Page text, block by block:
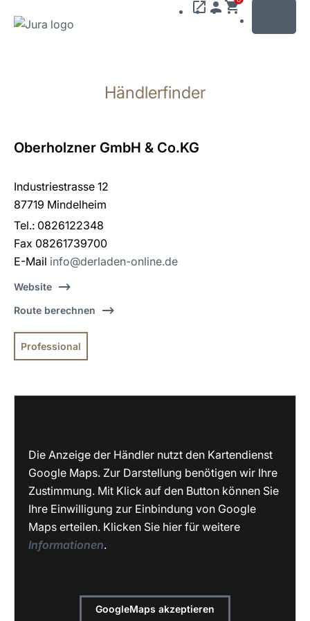
wechseln
Händlerfinder
Oberholzner GmbH & Co.KG
Industriestrasse 12
87719 Mindelheim
Tel.: 0826122348
Fax 08261739700
E-Mail info@derladen-online.de
Website
Route berechnen
Professional
Die Anzeige der Händler nutzt den Kartendienst
Google Maps. Zur Darstellung benötigen wir Ihre
Zustimmung. Mit Klick auf den Button können Sie
Ihre Einwilligung zur Einbindung von Google
Maps erteilen. Klicken Sie hier für weitere
Informationen.
GoogleMaps akzeptieren